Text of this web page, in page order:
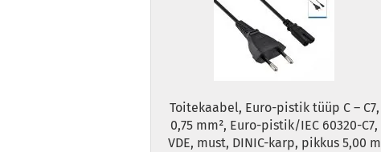
Toitekaabel, Euro-pistik tüüp C – C7,
0,75 mm², Euro-pistik/IEC 60320-C7,
VDE, must, DINIC-karp, pikkus 5,00 m